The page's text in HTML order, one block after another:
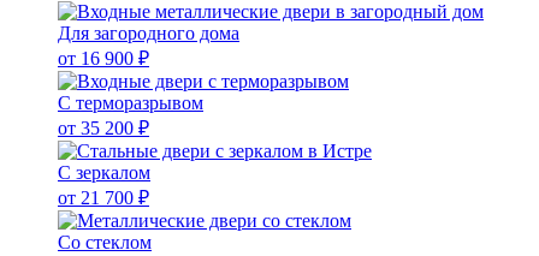
Для загородного дома
от 16 900 ₽
С терморазрывом
от 35 200 ₽
С зеркалом
от 21 700 ₽
Со стеклом